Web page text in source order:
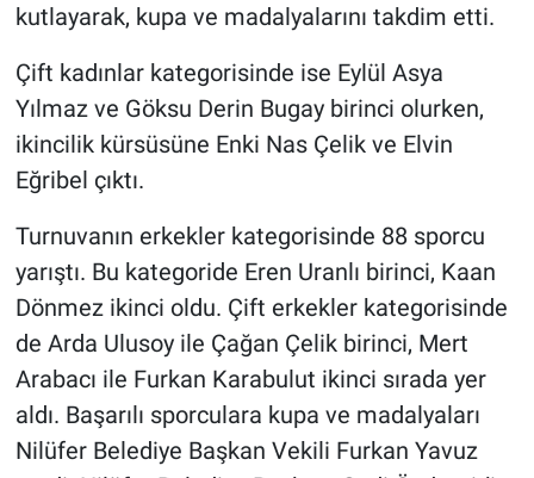
kutlayarak, kupa ve madalyalarını takdim etti.
Çift kadınlar kategorisinde ise Eylül Asya
Yılmaz ve Göksu Derin Bugay birinci olurken,
ikincilik kürsüsüne Enki Nas Çelik ve Elvin
Eğribel çıktı.
Turnuvanın erkekler kategorisinde 88 sporcu
yarıştı. Bu kategoride Eren Uranlı birinci, Kaan
Dönmez ikinci oldu. Çift erkekler kategorisinde
de Arda Ulusoy ile Çağan Çelik birinci, Mert
Arabacı ile Furkan Karabulut ikinci sırada yer
aldı. Başarılı sporculara kupa ve madalyaları
Nilüfer Belediye Başkan Vekili Furkan Yavuz